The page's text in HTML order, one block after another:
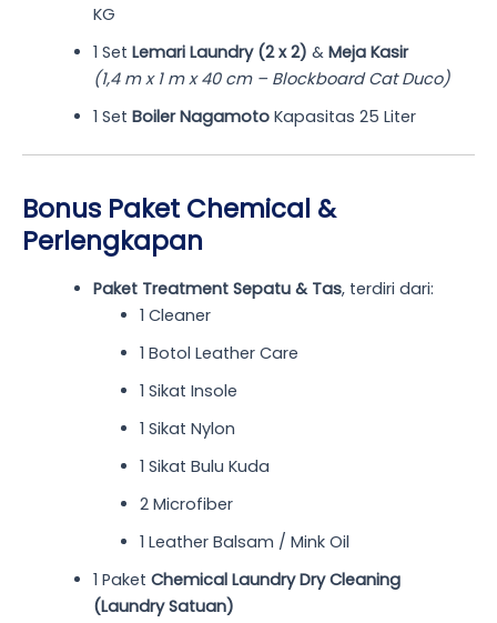
KG
1 Set Lemari Laundry (2 x 2) & Meja Kasir
(1,4 m x 1 m x 40 cm – Blockboard Cat Duco)
1 Set Boiler NagamotoKapasitas 25 Liter
Bonus Paket Chemical &
Perlengkapan
Paket Treatment Sepatu & Tas, terdiri dari:
1 Cleaner
1 Botol Leather Care
1 Sikat Insole
1 Sikat Nylon
1 Sikat Bulu Kuda
2 Microfiber
1 Leather Balsam / Mink Oil
1 Paket Chemical Laundry Dry Cleaning
(Laundry Satuan)